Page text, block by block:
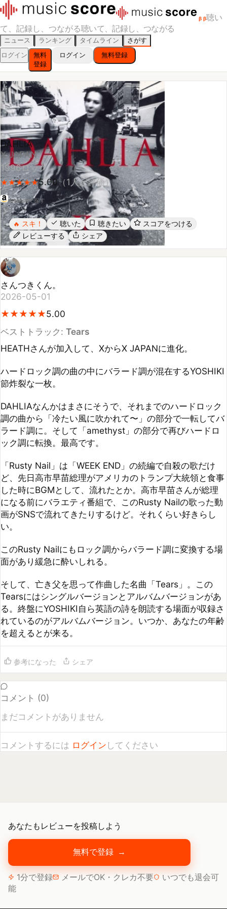
β β聴い
て、記録し、つながる聴いて、記録し、つながる
ニュース ランキング タイムライン
さがす
ログイン
無料
登録
ログイン 無料登録
DAHLIA
X JAPAN
1996ロック
★
★★
★★
★★
★ ★
★5.00（1 人が評価）
Amazonで探す
🔥スキ！ 聴いた 聴きたい
スコアをつける
レビューする
シェア
さんつきくん。
2026-05-01
★
★ ★
★ ★
★ ★
★ ★
★ 5.00
ハードロック調の曲の中にバラード調が混在するYOSHIKI
節炸裂な一枚。
DAHLIAなんかはまさにそうで、それまでのハードロック
調の曲から「冷たい風に吹かれて〜」の部分で一転してバ
ック調に転換。最高です。
「Rusty Nail」は「WEEK END」の続編で自殺の歌だけ
ど、先日高市早苗総理がアメリカのトランプ大統領と食事
になる前にバラエティ番組で、このRusty Nailの歌った動
画がSNSで流れてきたりするけど。それくらい好きらし
い。
このRusty Nailにもロック調からバラード調に変換する場
面があり緩急に酔いしれる。
Tearsにはシングルバージョンとアルバムバージョンがあ
る。終盤にYOSHIKI自ら英語の詩を朗読する場面が収録さ
を超えるとが来る。
参考になった シェア
コメント (0)
まだコメントがありません
コメントするには
あなたもレビューを投稿しよう
無料で登録 →
1分で登録 メールでOK・クレカ不要
いつでも退会可
能